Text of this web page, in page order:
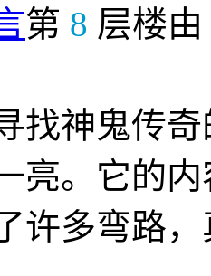
第 8 层楼由
找神鬼传
亮。它的
许多弯路